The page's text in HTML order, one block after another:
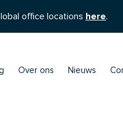
office locations here.
Over ons Nieuws